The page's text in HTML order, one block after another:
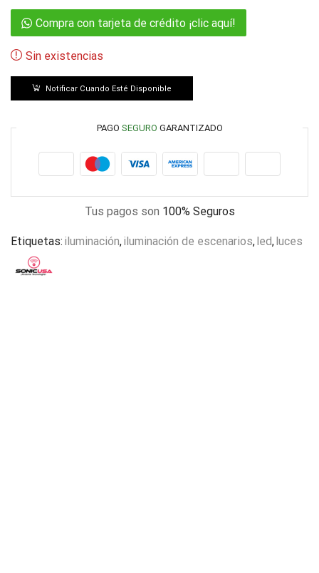
Compra con tarjeta de crédito ¡clic aquí!
Sin existencias
Notificar Cuando Esté Disponible
PAGO SEGURO GARANTIZADO
Tus pagos son 100% Seguros
Etiquetas: iluminación,iluminación de escenarios,led,luces